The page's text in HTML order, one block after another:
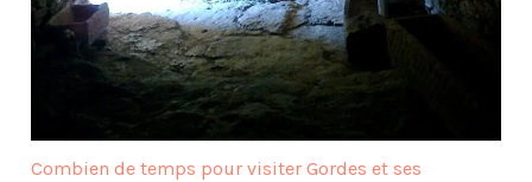
Combien de temps pour visiter Gordes et ses